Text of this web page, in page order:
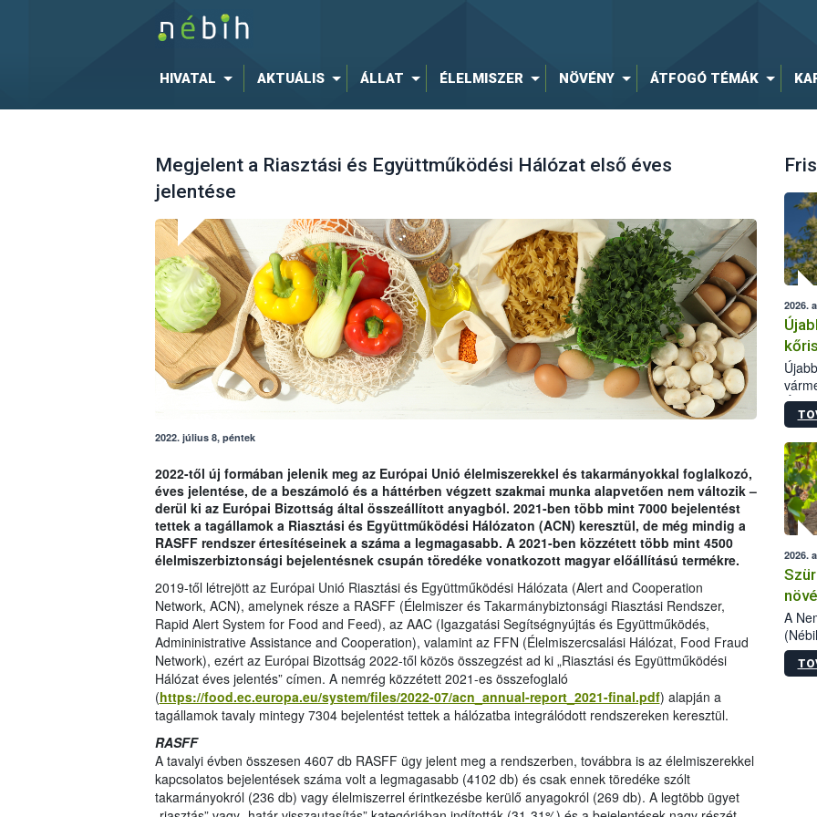
HIVATAL AKTUÁLIS ÁLLAT ÉLELMISZER NÖVÉNY ÁTFOGÓ TÉMÁK
Megjelent a Riasztási és Együttműködési Hálózat első éves
jelentése
2022. július 8, péntek
2022-től új formában jelenik meg az Európai Unió élelmiszerekkel és takarmányokkal foglalkozó,
éves jelentése, de a beszámoló és a háttérben végzett szakmai munka alapvetően nem változik –
derül ki az Európai Bizottság által összeállított anyagból. 2021-ben több mint 7000 bejelentést
tettek a tagállamok a Riasztási és Együttműködési Hálózaton (ACN) keresztül, de még mindig a
RASFF rendszer értesítéseinek a száma a legmagasabb. A 2021-ben közzétett több mint 4500
élelmiszerbiztonsági bejelentésnek csupán töredéke vonatkozott magyar előállítású termékre.
2019-től létrejött az Európai Unió Riasztási és Együttműködési Hálózata (Alert and Cooperation
Network, ACN), amelynek része a RASFF (Élelmiszer és Takarmánybiztonsági Riasztási Rendszer,
Rapid Alert System for Food and Feed), az AAC (Igazgatási Segítségnyújtás és Együttműködés,
Admininistrative Assistance and Cooperation), valamint az FFN (Élelmiszercsalási Hálózat, Food Fraud
Network), ezért az Európai Bizottság 2022-től közös összegzést ad ki „Riasztási és Együttműködési
Hálózat éves jelentés” címen. A nemrég közzétett 2021-es összefoglaló
(https://food.ec.europa.eu/system/files/2022-07/acn_annual-report_2021-final.pdf) alapján a
tagállamok tavaly mintegy 7304 bejelentést tettek a hálózatba integrálódott rendszereken keresztül.
RASFF
A tavalyi évben összesen 4607 db RASFF ügy jelent meg a rendszerben, továbbra is az élelmiszerekkel
kapcsolatos bejelentések száma volt a legmagasabb (4102 db) és csak ennek töredéke szólt
takarmányokról (236 db) vagy élelmiszerrel érintkezésbe kerülő anyagokról (269 db). A legtöbb ügyet
2026.
2026.
A